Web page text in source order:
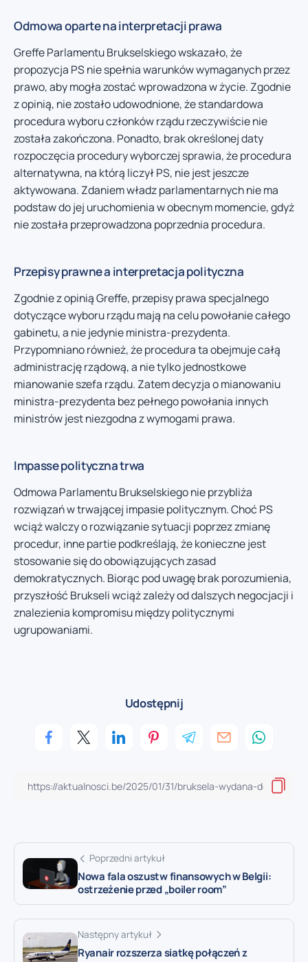
Odmowa oparte na interpretacji prawa
Greffe Parlamentu Brukselskiego wskazało, że
propozycja PS nie spełnia warunków wymaganych przez
prawo, aby mogła zostać wprowadzona w życie. Zgodnie
z opinią, nie zostało udowodnione, że standardowa
procedura wyboru członków rządu rzeczywiście nie
została zakończona. Ponadto, brak określonej daty
rozpoczęcia procedury wyborczej sprawia, że procedura
alternatywna, na którą liczył PS, nie jest jeszcze
aktywowana. Zdaniem władz parlamentarnych nie ma
podstaw do jej uruchomienia w obecnym momencie, gdyż
nie została przeprowadzona poprzednia procedura.
Przepisy prawne a interpretacja polityczna
Zgodnie z opinią Greffe, przepisy prawa specjalnego
dotyczące wyboru rządu mają na celu powołanie całego
gabinetu, a nie jedynie ministra-prezydenta.
Przypomniano również, że procedura ta obejmuje całą
administrację rządową, a nie tylko jednostkowe
mianowanie szefa rządu. Zatem decyzja o mianowaniu
ministra-prezydenta bez pełnego powołania innych
ministrów jest niezgodna z wymogami prawa.
Impasse polityczna trwa
Odmowa Parlamentu Brukselskiego nie przybliża
rozwiązań w trwającej impasie politycznym. Choć PS
wciąż walczy o rozwiązanie sytuacji poprzez zmianę
procedur, inne partie podkreślają, że konieczne jest
stosowanie się do obowiązujących zasad
demokratycznych. Biorąc pod uwagę brak porozumienia,
przyszłość Brukseli wciąż zależy od dalszych negocjacji i
znalezienia kompromisu między politycznymi
ugrupowaniami.
Udostępnij
Poprzedni artykuł
Nowa fala oszustw finansowych w Belgii:
ostrzeżenie przed „boiler room”
Następny artykuł
Ryanair rozszerza siatkę połączeń z